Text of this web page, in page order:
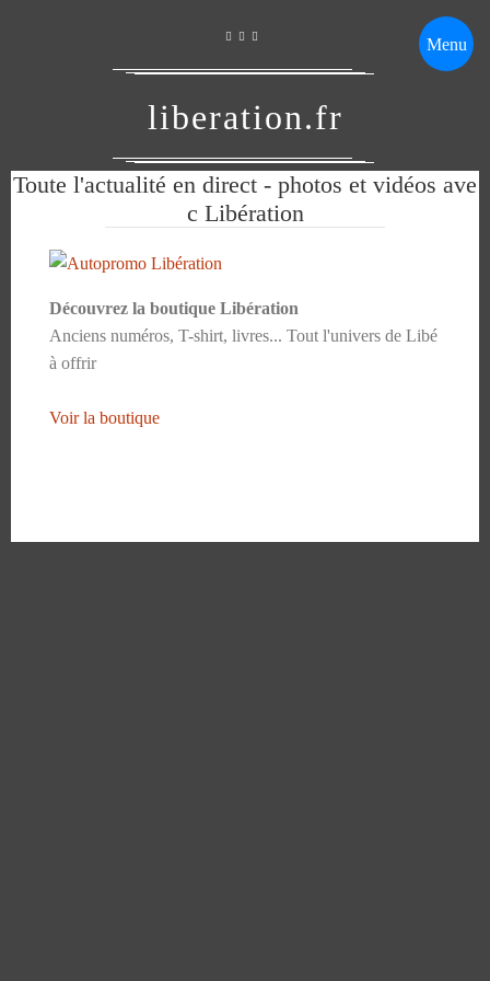
Menu
liberation.fr
Toute l'actualité en direct - photos et vidéos ave
c Libération
Découvrez la boutique Libération
Anciens numéros, T-shirt, livres... Tout l'univers de Libé
à offrir
Voir la boutique